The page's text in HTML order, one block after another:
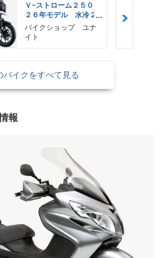
Ｖ−ストローム２５０
２６年モデル 水冷２
気筒エンジン ＬＥＤ
ヘッドライト標準装備
バイクショップ ユナ
イト
バイクをすべて見る
報